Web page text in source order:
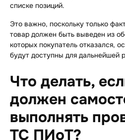
списке позиций.
Это важно, поскольку только
товар должен быть выведен из
которых покупатель отказался,
будут доступны для дальнейшей
Что делать,
должен
выполнять
ТС ПИоТ?